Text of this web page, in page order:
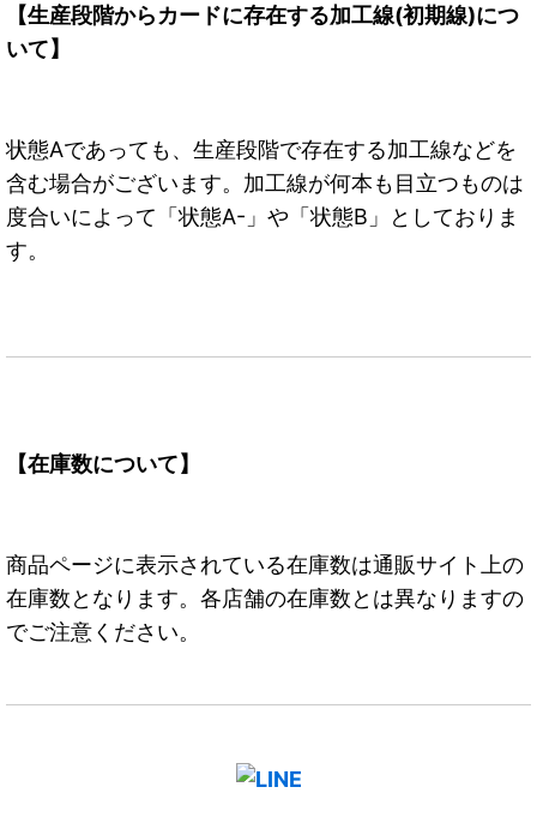
【生産段階からカードに存在する加工線(初期線)につ
いて】
状態Aであっても、生産段階で存在する加工線などを
含む場合がございます。加工線が何本も目立つものは
度合いによって「状態A-」や「状態B」としておりま
す。
【在庫数について】
商品ページに表示されている在庫数は通販サイト上の
在庫数となります。各店舗の在庫数とは異なりますの
でご注意ください。